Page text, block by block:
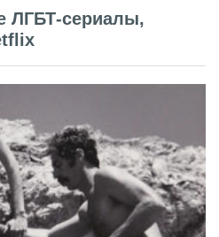
ЛГБТ-сериалы,